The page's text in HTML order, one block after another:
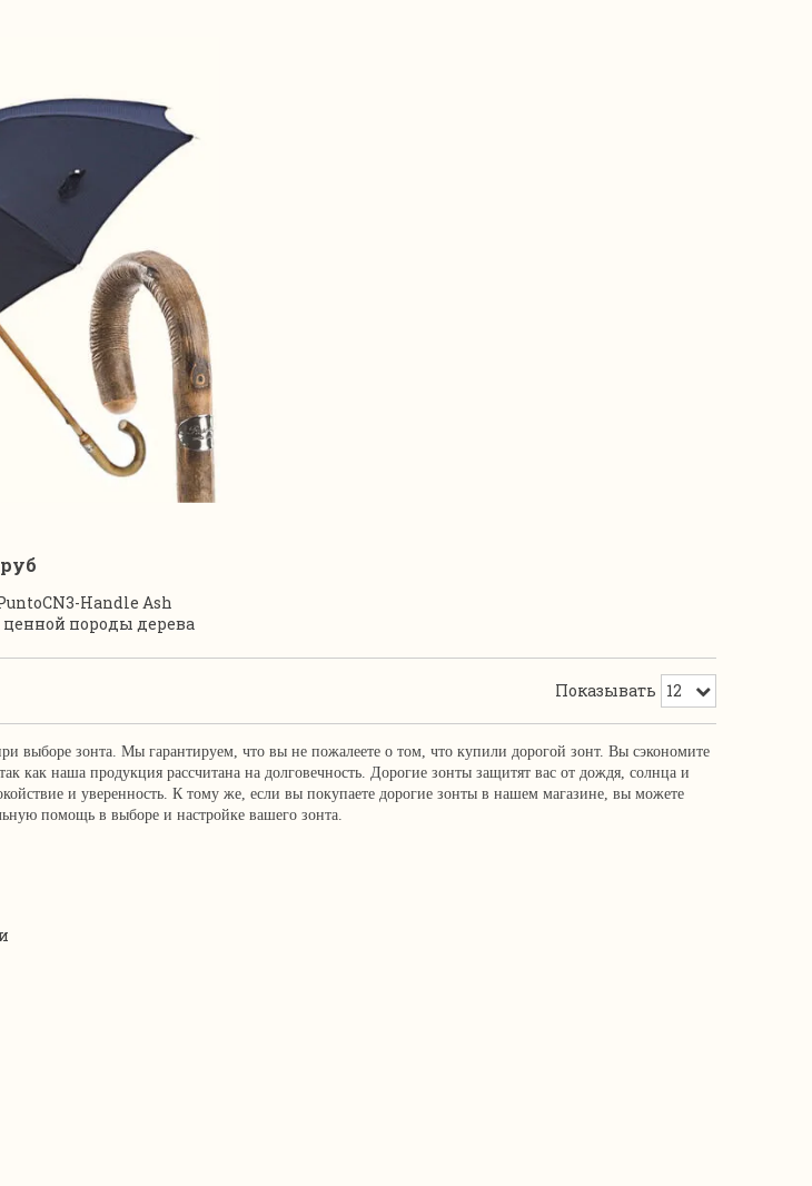
Handle Ash
породы дерева
Показывать
выборе зонта. Мы гарантируем, что вы не пожалеете о том, что купили дорогой зонт. Вы сэкономите
как наша продукция рассчитана на долговечность. Дорогие зонты защитят вас от дождя, солнца и
и уверенность. К тому же, если вы покупаете дорогие зонты в нашем магазине, вы можете
помощь в выборе и настройке вашего зонта.